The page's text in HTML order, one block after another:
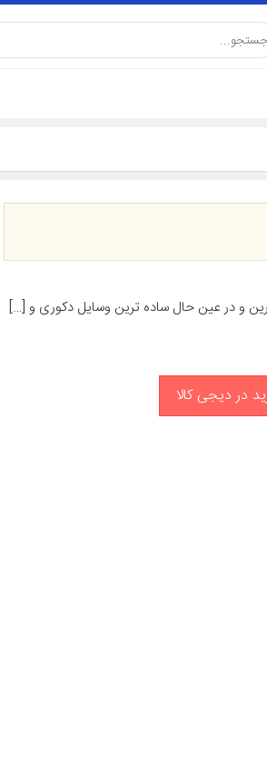
و در عین حال ساده ترین وسایل دکوری و […]
در دیجی کالا